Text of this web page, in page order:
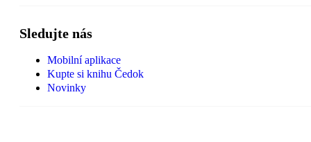
Sledujte nás
Mobilní aplikace
Kupte si knihu Čedok
Novinky